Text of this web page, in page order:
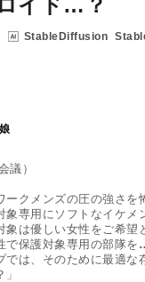
イド…？
StableDiffusion
議）
クメンズの圧の強さを
専用にソフトなイケメ
は優しい女性をご希望
で保護対象専用の部隊を
は、そのために最適な